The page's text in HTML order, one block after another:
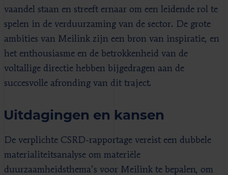
vaandel staan en streeft ernaar om een leidende rol te
spelen in de verduurzaming van de sector. De grote
ambities van Meilink zijn een bron van inspiratie, en
het enthousiasme en de betrokkenheid van de
voltallige directie hebben bijgedragen aan de
succesvolle afronding van dit traject.
Uitdagingen en kansen
De verplichte CSRD-rapportage vereist een dubbele
materialiteitsanalyse om materiële
duurzaamheidsthema’s voor Meilink te bepalen, om